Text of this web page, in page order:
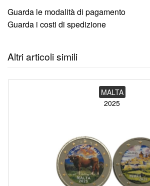
Guarda le modalità di pagamento
Guarda i costi di spedizione
Altri articoli simili
MALTA
2025